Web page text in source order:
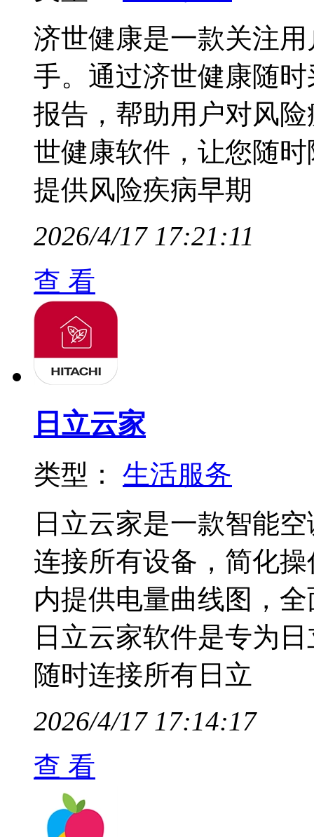
济世健康是一款关注
手。通过济世健康随
报告，帮助用户对风
世健康软件，让您随
提供风险疾病早期
2026/4/17 17:21:11
查 看
日立云家
类型： 生活服务
日立云家是一款智能
连接所有设备，简化
内提供电量曲线图，
日立云家软件是专为
随时连接所有日立
2026/4/17 17:14:17
查 看